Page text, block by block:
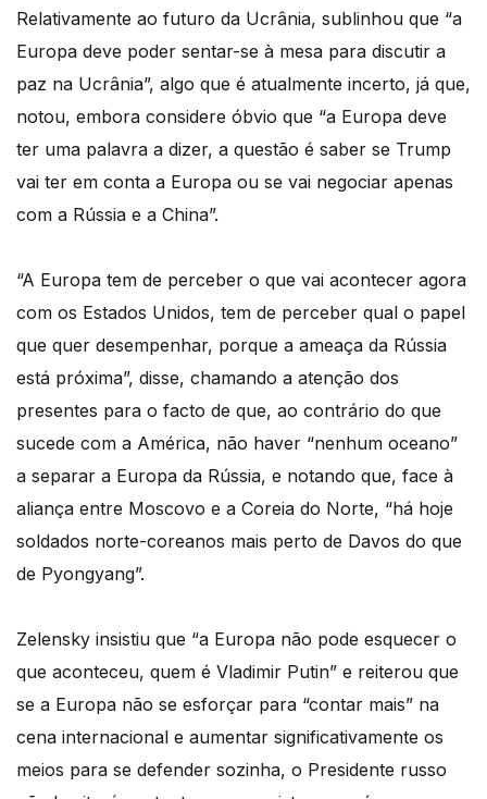
Relativamente ao futuro da Ucrânia, sublinhou que “a
Europa deve poder sentar-se à mesa para discutir a
paz na Ucrânia”, algo que é atualmente incerto, já que,
notou, embora considere óbvio que “a Europa deve
ter uma palavra a dizer, a questão é saber se Trump
vai ter em conta a Europa ou se vai negociar apenas
com a Rússia e a China”.
“A Europa tem de perceber o que vai acontecer agora
com os Estados Unidos, tem de perceber qual o papel
que quer desempenhar, porque a ameaça da Rússia
está próxima”, disse, chamando a atenção dos
presentes para o facto de que, ao contrário do que
sucede com a América, não haver “nenhum oceano”
a separar a Europa da Rússia, e notando que, face à
aliança entre Moscovo e a Coreia do Norte, “há hoje
soldados norte-coreanos mais perto de Davos do que
de Pyongyang”.
Zelensky insistiu que “a Europa não pode esquecer o
que aconteceu, quem é Vladimir Putin” e reiterou que
se a Europa não se esforçar para “contar mais” na
cena internacional e aumentar significativamente os
meios para se defender sozinha, o Presidente russo